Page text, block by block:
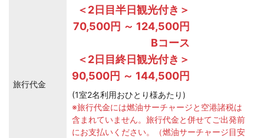
旅行代金
＜2日目半日観光付き＞
70,500円 ～ 124,500円
Bコース
＜2日目終日観光付き＞
90,500円 ～ 144,500円
(1室2名利用おひとり様あたり)
※旅行代金には燃油サーチャージと空港諸税は
含まれていません。旅行代金と併せてご出発前
にお支払いください。（燃油サーチャージ目安